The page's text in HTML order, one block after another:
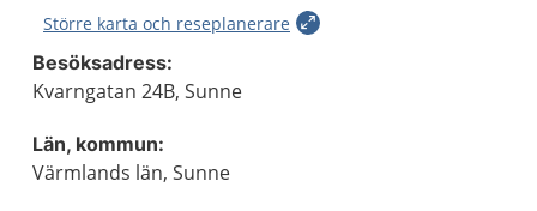
Större karta och reseplanerare
Besöksadress:
Kvarngatan 24B, Sunne
Län, kommun:
Värmlands län, Sunne